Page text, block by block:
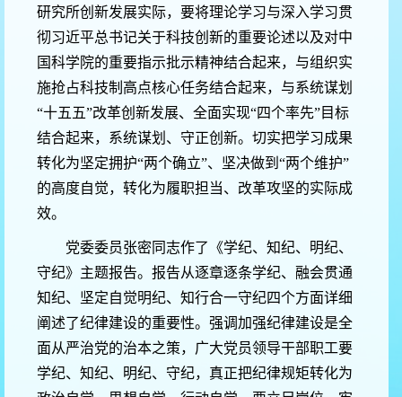
研究所创新发展实际，要将理论学习与深入学习贯
彻习近平总书记关于科技创新的重要论述以及对中
国科学院的重要指示批示精神结合起来，与组织实
施抢占科技制高点核心任务结合起来，与系统谋划
“十五五”改革创新发展、全面实现“四个率先”目标
结合起来，系统谋划、守正创新。切实把学习成果
转化为坚定拥护“两个确立”、坚决做到“两个维护”
的高度自觉，转化为履职担当、改革攻坚的实际成
效。
党委委员张密同志作了《学纪、知纪、明纪、
守纪》主题报告。报告从逐章逐条学纪、融会贯通
知纪、坚定自觉明纪、知行合一守纪四个方面详细
阐述了纪律建设的重要性。强调加强纪律建设是全
面从严治党的治本之策，广大党员领导干部职工要
学纪、知纪、明纪、守纪，真正把纪律规矩转化为